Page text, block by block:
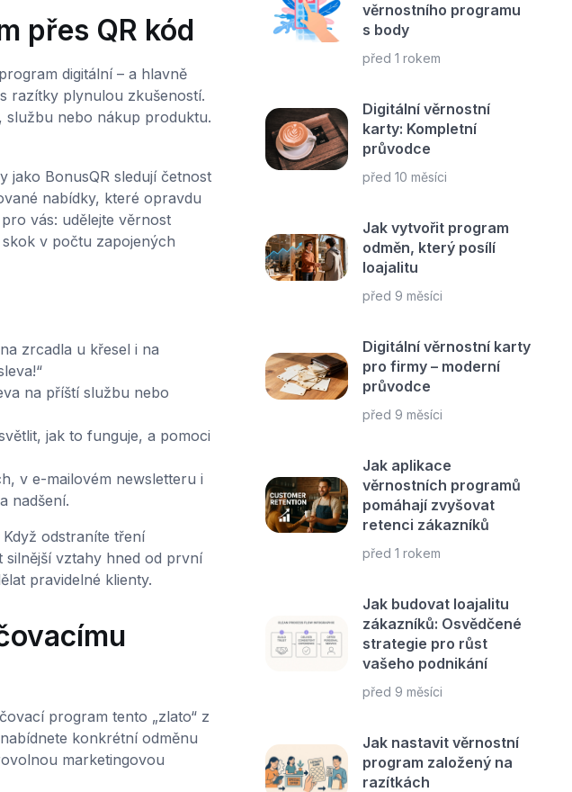
přes QR kód
digitální – a hlavně
razítky plynulou zkušeností.
službu nebo nákup produktu.
jako BonusQR sledují četnost
nabídky, které opravdu
vás: udělejte věrnost
v počtu zapojených
zrcadla u křesel i na
na příští službu nebo
jak to funguje, a pomoci
v e-mailovém newsletteru i
nadšení.
odstraníte tření
vztahy hned od první
pravidelné klienty.
program tento „zlato“ z
konkrétní odměnu
marketingovou
věrnostního programu
s body
před 1 rokem
Digitální věrnostní
karty: Kompletní
průvodce
před 10 měsíci
Jak vytvořit program
odměn, který posílí
loajalitu
před 9 měsíci
Digitální věrnostní karty
pro firmy – moderní
průvodce
před 9 měsíci
Jak aplikace
věrnostních programů
pomáhají zvyšovat
retenci zákazníků
před 1 rokem
Jak budovat loajalitu
zákazníků: Osvědčené
strategie pro růst
vašeho podnikání
před 9 měsíci
Jak nastavit věrnostní
program založený na
razítkách